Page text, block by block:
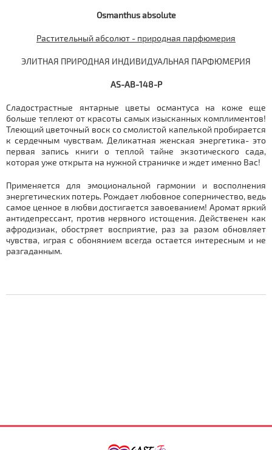
Osmanthusabsolute
Растительный абсолют - природная парфюмерия
ЭЛИТНАЯ ПРИРОДНАЯ ИНДИВИДУАЛЬНАЯ ПАРФЮМЕРИЯ
AS-AB-148-P
Сладострастные янтарные цветы османтуса на коже еще
больше теплеют от красоты самых изысканных комплиментов!
Тлеющий цветочный воск со смолистой капелькой пробирается
к сердечным чувствам. Деликатная женская энергетика- это
первая запись книги о теплой тайне экзотического сада,
которая уже открыта на нужной страничке и ждет именно Вас!
Применяется для эмоциональной гармонии и восполнения
энергетических потерь. Рождает любовное соперничество, ведь
самое ценное в любви достигается завоеванием! Аромат яркий
антидепрессант, против нервного истощения. Действенен как
афродизиак, обостряет восприятие, раз за разом обновляет
чувства, играя с обонянием всегда остается интересным и не
разгаданным.